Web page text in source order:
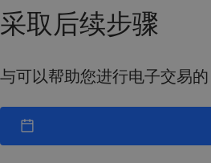
采取后续步骤
与可以帮助您进行电子交易的